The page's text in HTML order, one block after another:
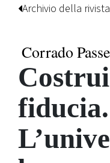
Archivio della rivista
Corrado
fiducia.